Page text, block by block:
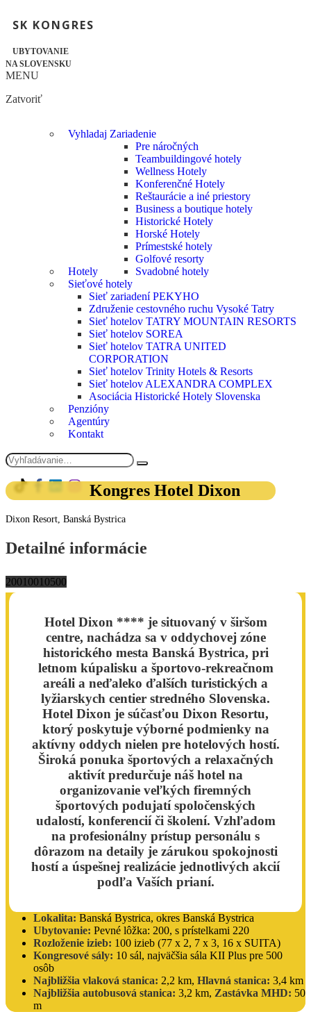
SK KONGRES
UBYTOVANIE
NA SLOVENSKU
MENU
Zatvoriť
Vyhladaj Zariadenie
Hotely
Pre náročných
Teambuildingové hotely
Wellness Hotely
Konferenčné Hotely
Reštaurácie a iné priestory
Business a boutique hotely
Historické Hotely
Horské Hotely
Prímestské hotely
Golfové resorty
Svadobné hotely
Sieťové hotely
Sieť zariadení PEKYHO
Združenie cestovného ruchu Vysoké Tatry
Sieť hotelov TATRY MOUNTAIN RESORTS
Sieť hotelov SOREA
Sieť hotelov TATRA UNITED
CORPORATION
Sieť hotelov Trinity Hotels & Resorts
Sieť hotelov ALEXANDRA COMPLEX
Asociácia Historické Hotely Slovenska
Penzióny
Agentúry
Kontakt
Kongres Hotel Dixon
Dixon Resort, Banská Bystrica
Detailné informácie
20010010500
Hotel Dixon **** je situovaný v širšom
centre, nachádza sa v oddychovej zóne
historického mesta Banská Bystrica, pri
letnom kúpalisku a športovo-rekreačnom
areáli a neďaleko ďalších turistických a
lyžiarskych centier stredného Slovenska.
Hotel Dixon je súčasťou Dixon Resortu,
ktorý poskytuje výborné podmienky na
aktívny oddych nielen pre hotelových hostí.
Široká ponuka športových a relaxačných
aktivít predurčuje náš hotel na
organizovanie veľkých firemných
športových podujatí spoločenských
udalostí, konferencií či školení. Vzhľadom
na profesionálny prístup personálu s
dôrazom na detaily je zárukou spokojnosti
hostí a úspešnej realizácie jednotlivých akcií
podľa Vaších prianí.
Lokalita: Banská Bystrica, okres Banská Bystrica
Ubytovanie: Pevné lôžka: 200, s prístelkami 220
Rozloženie izieb: 100 izieb (77 x 2, 7 x 3, 16 x SUITA)
Kongresové sály: 10 sál, najväčšia sála KII Plus pre 500
osôb
Najbližšia vlaková stanica: 2,2 km, Hlavná stanica: 3,4 km
Najbližšia autobusová stanica: 3,2 km, Zastávka MHD: 50
m